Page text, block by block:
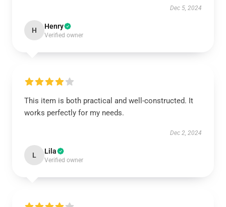
Dec 5, 2024
H Henry
Verified owner
This item is both practical and well-constructed. It
works perfectly for my needs.
Dec 2, 2024
L Lila
Verified owner